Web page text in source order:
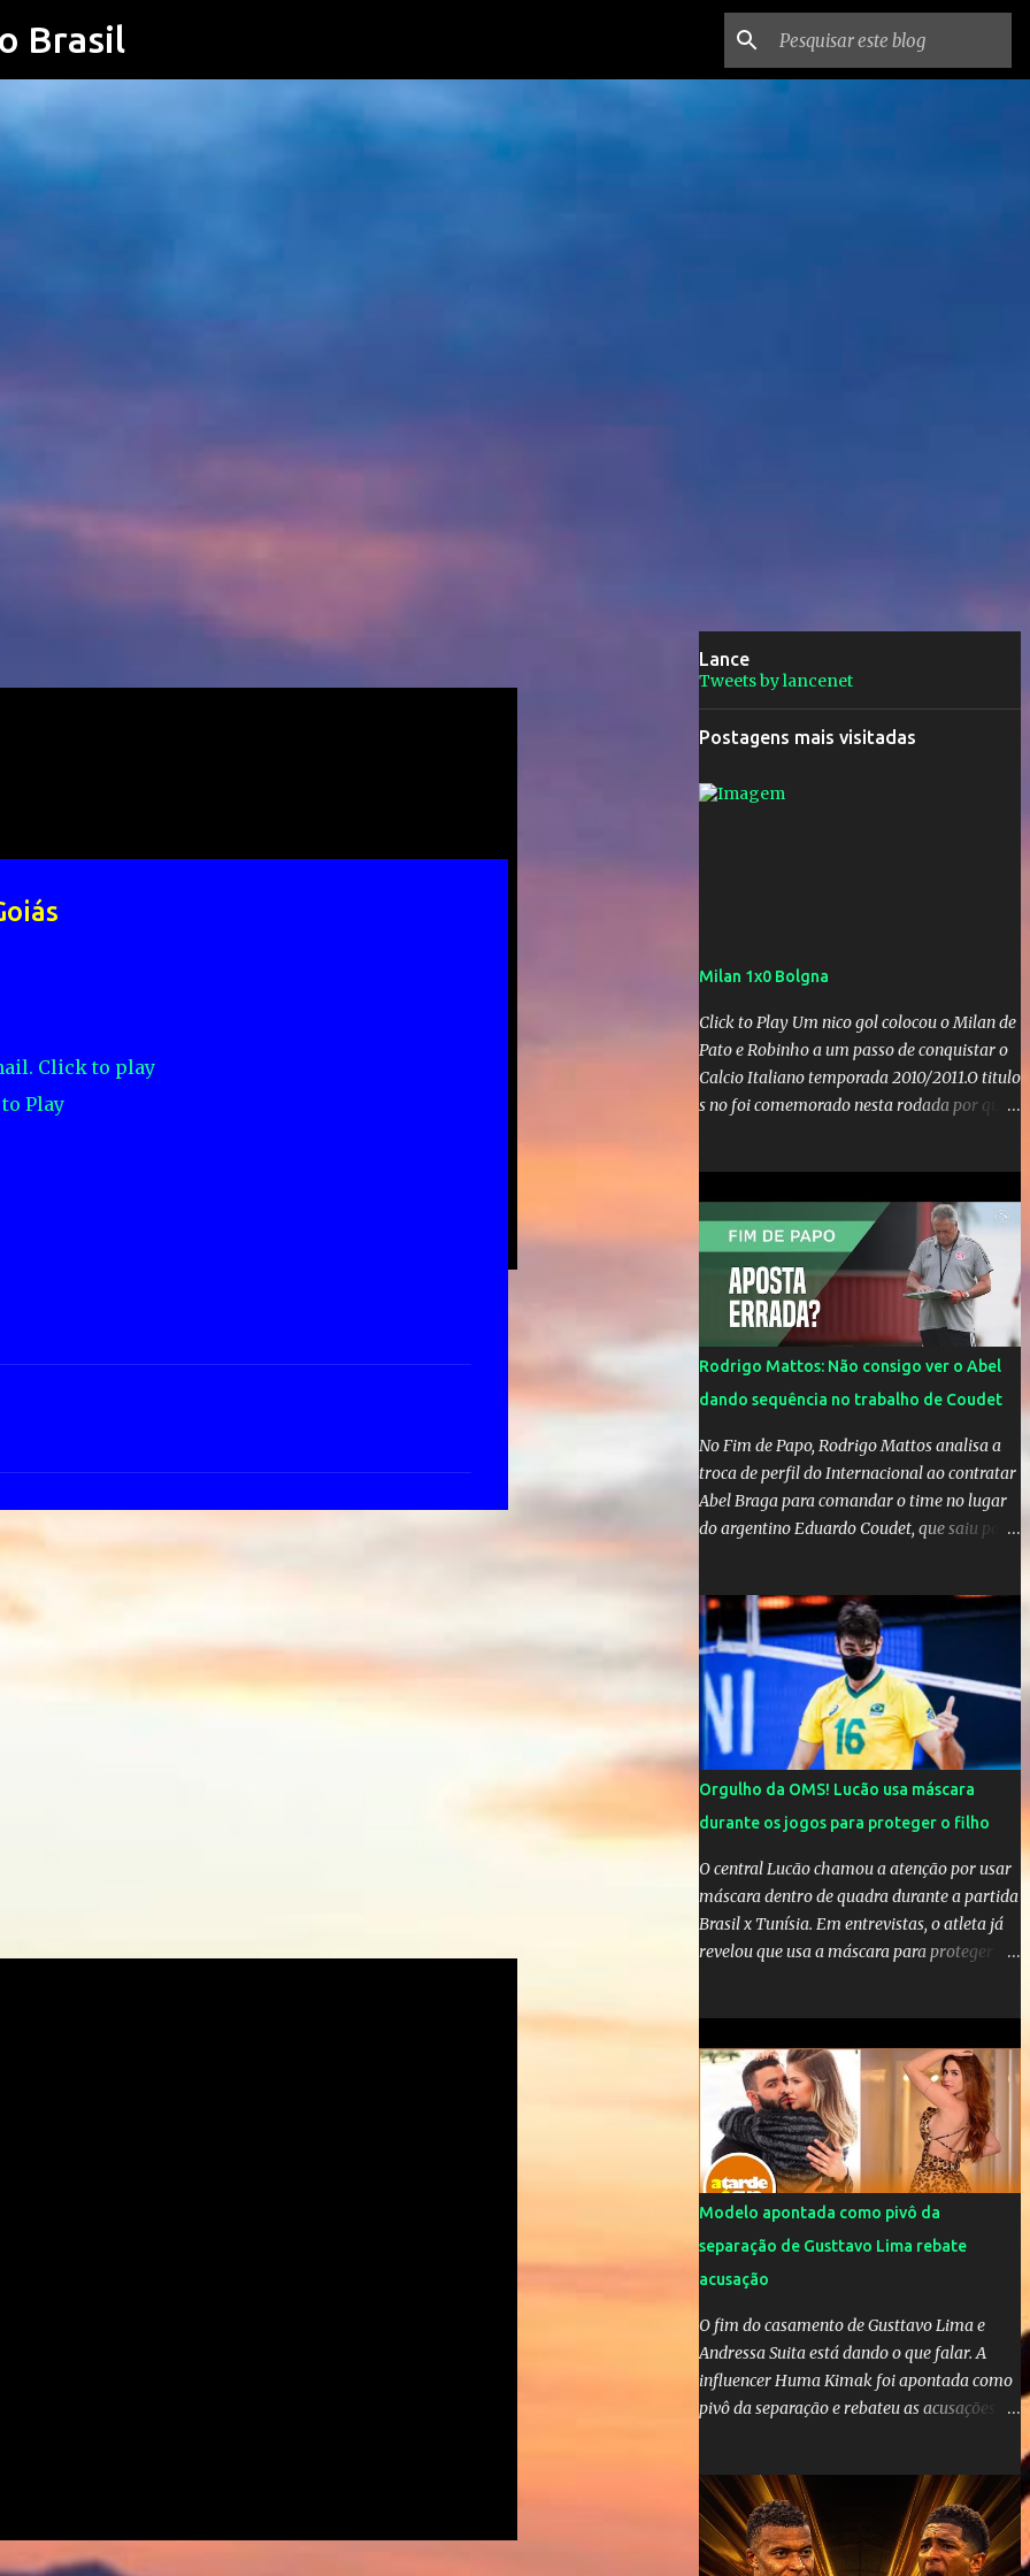
Brasil
Play
Lance
Tweets by lancenet
Postagens mais visitadas
Milan 1x0 Bolgna
Click to Play Um nico gol colocou o Milan de
Pato e Robinho a um passo de conquistar o
Calcio Italiano temporada 2010/2011.O titulo
s no foi comemorado nesta rodada por que a
voltandoa Italia e para dirigir de novo a
Internazionale.Na velha bota tudo parece
definido e tem o Milan como virtual
campeao. ;
Rodrigo Mattos: Não consigo ver o Abel
dando sequência no trabalho de Coudet
No Fim de Papo, Rodrigo Mattos analisa a
troca de perfil do Internacional ao contratar
Abel Braga para comandar o time no lugar
do argentino Eduardo Coudet, que saiu para
Orgulho da OMS! Lucão usa máscara
durante os jogos para proteger o filho
O central Lucão chamou a atenção por usar
máscara dentro de quadra durante a partida
Brasil x Tunísia. Em entrevistas, o atleta já
revelou que usa a máscara para proteger seu
da OMS! Lucão usa máscara durante os
jogos para proteger o filho Brasil goleia a
China por 5 a 0 na estreia brasileira nas
olimpíadas de Tóquio. Marta marcou duas
vezes, Debinha, Andressa Alves e Bia
Zaneratto foram autoras dos gols. Juliette,
embaixadora ‎@Globoplay mandou um xero
para as meninas e falou do seu orgulho.
Modelo apontada como pivô da
separação de Gusttavo Lima rebate
acusação
O fim do casamento de Gusttavo Lima e
Andressa Suita está dando o que falar. A
influencer Huma Kimak foi apontada como
pivô da separação e rebateu as acusações
aqui, nunca pensei que um boato sem pé
nem cabeça pudesse ter esse tipo de
proporção. Queria esclarecer que eu e